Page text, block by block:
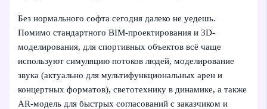
Без нормального софта сегодня далеко не уедешь.
Помимо стандартного BIM-проектирования и 3D-
моделирования, для спортивных объектов всё чаще
используют симуляцию потоков людей, моделирование
звука (актуально для мультифункциональных арен и
концертных форматов), светотехнику в динамике, а также
AR-модель для быстрых согласований с заказчиком и